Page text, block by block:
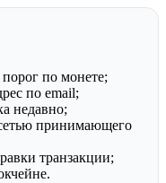
по монете;
по email;
недавно;
принимающего
транзакции;